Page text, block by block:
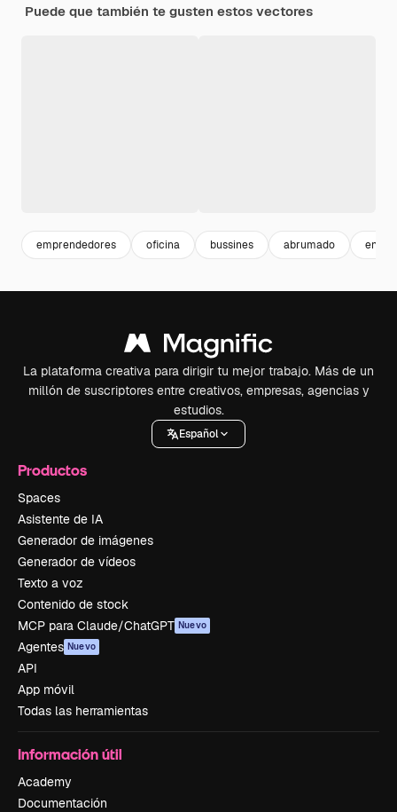
Puede que también te gusten estos vectores
emprendedores oficina bussines abrumado
La plataforma creativa para dirigir tu mejor trabajo. Más de un
millón de suscriptores entre creativos, empresas, agencias y
estudios.
Español
Productos
Spaces
Asistente de IA
Generador de imágenes
Generador de vídeos
Texto a voz
Contenido de stock
MCP para Claude/ChatGPT Nuevo
Agentes Nuevo
API
App móvil
Todas las herramientas
Información útil
Academy
Documentación